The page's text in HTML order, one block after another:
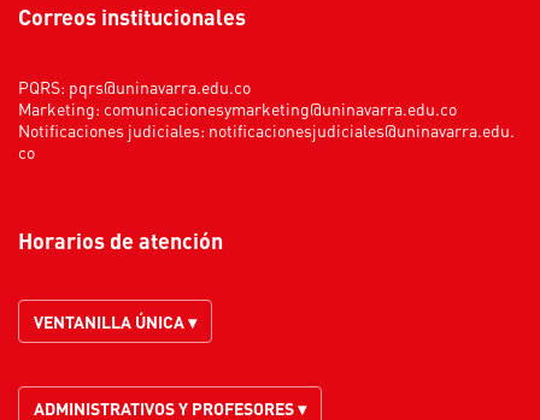
Correos institucionales
PQRS: pqrs@uninavarra.edu.co
Marketing: comunicacionesymarketing@uninavarra.edu.co
Notificaciones judiciales: notificacionesjudiciales@uninavarra.edu.
co
Horarios de atención
VENTANILLA ÚNICA ▾
ADMINISTRATIVOS Y PROFESORES ▾